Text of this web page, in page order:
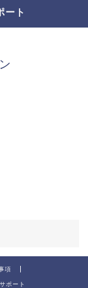
ート
項
ポート